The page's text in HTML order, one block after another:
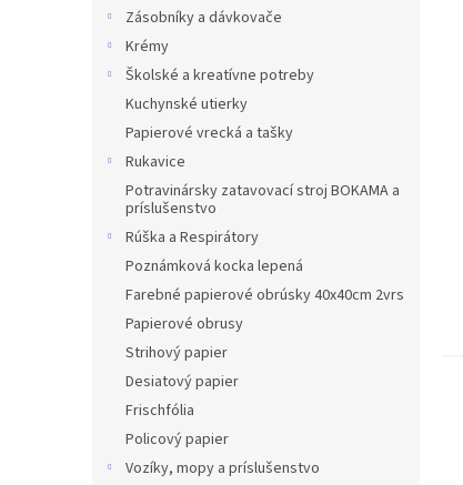
Zásobníky a dávkovače
Krémy
Školské a kreatívne potreby
Kuchynské utierky
Papierové vrecká a tašky
Rukavice
Potravinársky zatavovací stroj BOKAMA a
príslušenstvo
Rúška a Respirátory
Poznámková kocka lepená
Farebné papierové obrúsky 40x40cm 2vrs
Papierové obrusy
Strihový papier
Desiatový papier
Frischfólia
Policový papier
Vozíky, mopy a príslušenstvo